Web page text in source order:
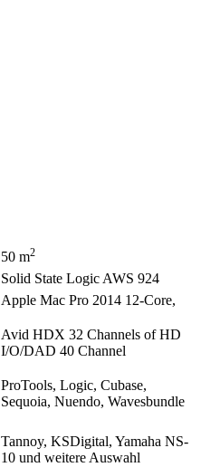
50 m2
Solid State Logic AWS 924
Apple Mac Pro 2014 12-Core,
Avid HDX 32 Channels of HD
I/O/DAD 40 Channel
ProTools, Logic, Cubase,
Sequoia, Nuendo, Wavesbundle
Tannoy, KSDigital, Yamaha NS-
10 und weitere Auswahl